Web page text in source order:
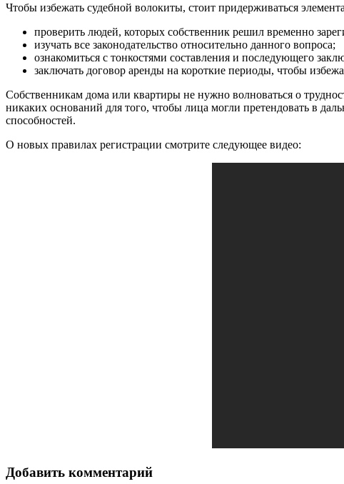
Чтобы избежать судебной волокиты, стоит придерживаться
проверить людей, которых собственник решил временно
изучать все законодательство относительно данного вопроса;
ознакомиться с тонкостями составления и последующего
заключать договор аренды на короткие периоды, чтобы
Собственникам дома или квартиры не нужно волноваться о
никаких оснований для того, чтобы лица могли претендовать в
способностей.
О новых правилах регистрации смотрите следующее видео:
Добавить комментарий